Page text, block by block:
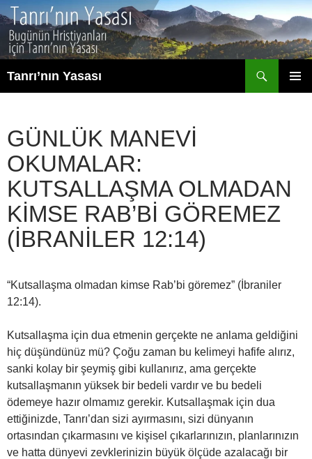
İçeriğe
atla
Tanrı’nın Yasası
GÜNLÜK MANEVI
OKUMALAR:
KUTSALLAŞMA OLMADAN
KIMSE RAB’BI GÖREMEZ
(İBRANILER 12:14)
“Kutsallaşma olmadan kimse Rab’bi göremez” (İbraniler
12:14).
Kutsallaşma için dua etmenin gerçekte ne anlama geldiğini
hiç düşündünüz mü? Çoğu zaman bu kelimeyi hafife alırız,
sanki kolay bir şeymiş gibi kullanırız, ama gerçekte
kutsallaşmanın yüksek bir bedeli vardır ve bu bedeli
ödemeye hazır olmamız gerekir. Kutsallaşmak için dua
ettiğinizde, Tanrı’dan sizi ayırmasını, sizi dünyanın
ortasından çıkarmasını ve kişisel çıkarlarınızın, planlarınızın
ve hatta dünyevi zevklerinizin büyük ölçüde azalacağı bir